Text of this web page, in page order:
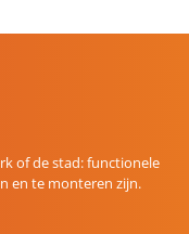
of de stad: functionele
en te monteren zijn.